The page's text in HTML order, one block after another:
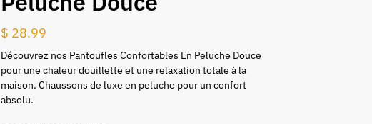
$ 28.99
Découvrez nos Pantoufles Confortables En Peluche Douce
pour une chaleur douillette et une relaxation totale à la
maison. Chaussons de luxe en peluche pour un confort
absolu.